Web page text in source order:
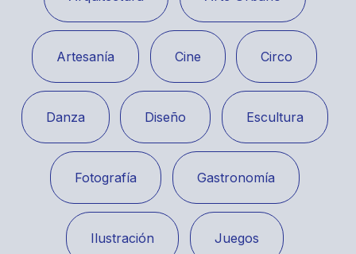
Artesanía Cine Circo
Danza Diseño Escultura
Fotografía Gastronomía
Ilustración Juegos